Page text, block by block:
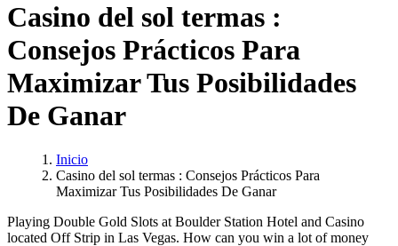
Casino del sol termas :
Consejos Prácticos Para
Maximizar Tus Posibilidades
De Ganar
Inicio
Casino del sol termas : Consejos Prácticos Para
Maximizar Tus Posibilidades De Ganar
Playing Double Gold Slots at Boulder Station Hotel and Casino
located Off Strip in Las Vegas. How can you win a lot of money